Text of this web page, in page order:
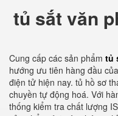
tủ sắt văn
Cung cấp các sản phẩm tủ
hướng ưu tiên hàng đầu
điện tử hiện nay. tủ hồ sơ
chuyền tự động hoá. Với
thống kiểm tra chất lượng